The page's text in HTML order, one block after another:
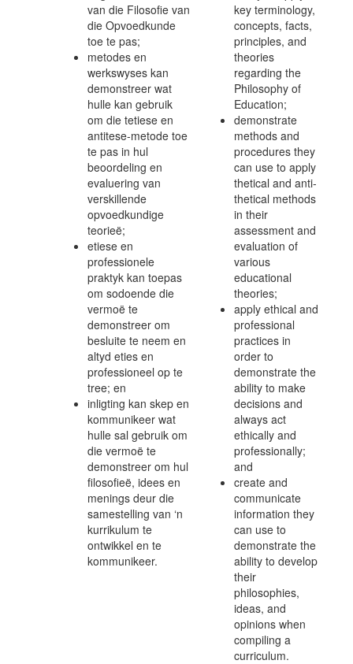
van die Filosofie van
die Opvoedkunde
toe te pas;
metodes en
werkswyses kan
demonstreer wat
hulle kan gebruik
om die tetiese en
antitese-metode toe
te pas in hul
beoordeling en
evaluering van
verskillende
opvoedkundige
teorieë;
etiese en
professionele
praktyk kan toepas
om sodoende die
vermoë te
demonstreer om
besluite te neem en
altyd eties en
professioneel op te
tree; en
inligting kan skep en
kommunikeer wat
hulle sal gebruik om
die vermoë te
demonstreer om hul
filosofieë, idees en
menings deur die
samestelling van ‘n
kurrikulum te
ontwikkel en te
kommunikeer.
key terminology,
concepts, facts,
principles, and
theories
regarding the
Philosophy of
Education;
demonstrate
methods and
procedures they
can use to apply
thetical and anti-
thetical methods
in their
assessment and
evaluation of
various
educational
theories;
apply ethical and
professional
practices in
order to
demonstrate the
ability to make
decisions and
always act
ethically and
professionally;
and
create and
communicate
information they
can use to
demonstrate the
ability to develop
their
philosophies,
ideas, and
opinions when
compiling a
curriculum.